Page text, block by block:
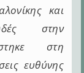
και
στην
στη
ευθύνης